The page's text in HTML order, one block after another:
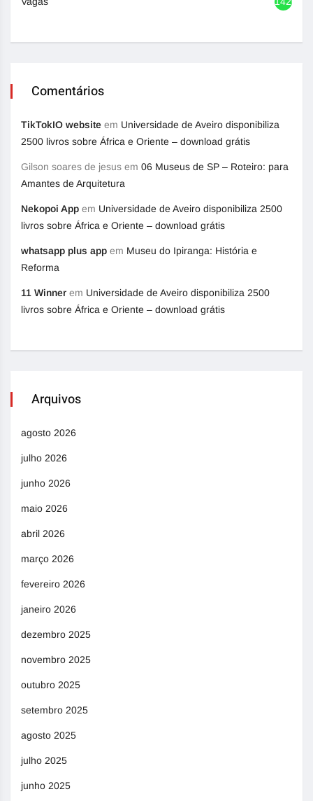
Comentários
TikTokIO website em Universidade de Aveiro disponibiliza
2500 livros sobre África e Oriente – download grátis
Gilson soares de jesus em 06 Museus de SP – Roteiro: para
Amantes de Arquitetura
Nekopoi App em Universidade de Aveiro disponibiliza 2500
livros sobre África e Oriente – download grátis
whatsapp plus app em Museu do Ipiranga: História e
Reforma
11 Winner em Universidade de Aveiro disponibiliza 2500
livros sobre África e Oriente – download grátis
Arquivos
agosto 2026
julho 2026
junho 2026
maio 2026
abril 2026
março 2026
fevereiro 2026
janeiro 2026
dezembro 2025
novembro 2025
outubro 2025
setembro 2025
agosto 2025
julho 2025
junho 2025